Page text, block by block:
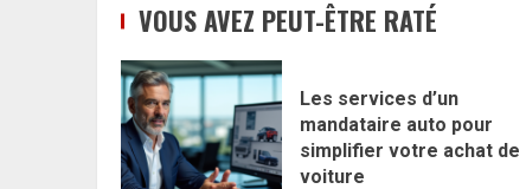
VOUS AVEZ PEUT-ÊTRE RATÉ
Les services d’un
mandataire auto pour
simplifier votre achat de
voiture